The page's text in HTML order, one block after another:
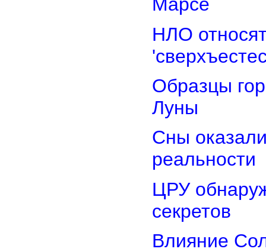
Марсе
НЛО
Образцы
Луны
Сны
реальности
ЦРУ
секретов
Влияние